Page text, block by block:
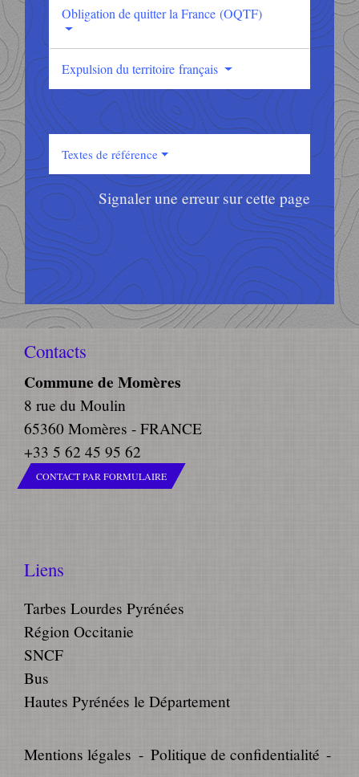
Obligation de quitter la France (OQTF)
Expulsion du territoire français
Textes de référence
Signaler une erreur sur cette page
Contacts
Commune de Momères
8 rue du Moulin
65360 Momères - FRANCE
+33 5 62 45 95 62
CONTACT PAR FORMULAIRE
Liens
Tarbes Lourdes Pyrénées
Région Occitanie
SNCF
Bus
Hautes Pyrénées le Département
Mentions légales - Politique de confidentialité -